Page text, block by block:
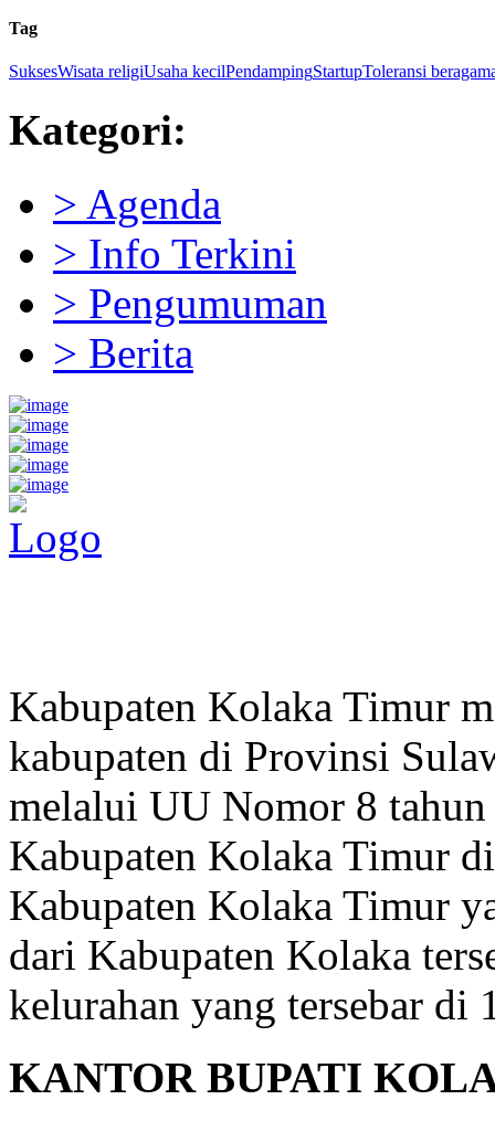
Tag
SuksesWisata religiUsaha kecilPendampingStartupToleransi
Kategori:
> Agenda
> Info Terkini
> Pengumuman
> Berita
Kabupaten Kolaka Timur
kabupaten di Provinsi
melalui UU Nomor 8
Kabupaten Kolaka Timur
Kabupaten Kolaka Timur
dari Kabupaten Kolaka
kelurahan yang tersebar di
KANTOR BUPATI